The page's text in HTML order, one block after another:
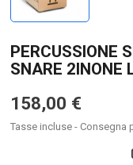
PERCUSSIONE
SNARE 2INONE
158,00 €
Tasse incluse- Consegna